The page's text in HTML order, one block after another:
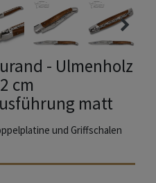
- Ulmenholz
cm
matt
und Griffschalen